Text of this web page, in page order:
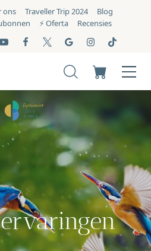
ons Traveller Trip 2024
Blog
⚡️ Oferta Recensies